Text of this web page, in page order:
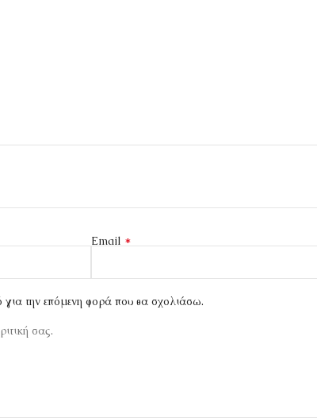
Email *
την επόμενη φορά που θα σχολιάσω.
σας.